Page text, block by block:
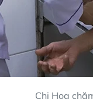
Chị Hoa